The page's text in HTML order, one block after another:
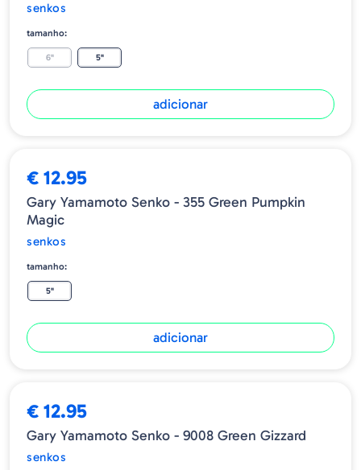
senkos
tamanho:
6" 5"
adicionar
€ 12.95
Gary Yamamoto Senko - 355 Green Pumpkin
Magic
senkos
tamanho:
5"
adicionar
€ 12.95
Gary Yamamoto Senko - 9008 Green Gizzard
senkos